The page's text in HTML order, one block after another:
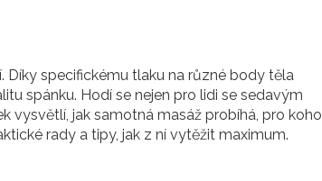
Díky specifickému tlaku na různé body těla
spánku. Hodí se nejen pro lidi se sedavým
vysvětlí, jak samotná masáž probíhá, pro koho
rady a tipy, jak z ní vytěžit maximum.